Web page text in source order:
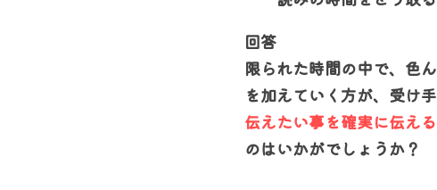
回答
限られた時間の中で、色
を加えていく方が、受け
伝えたい事を確実に伝え
のはいかがでしょうか？